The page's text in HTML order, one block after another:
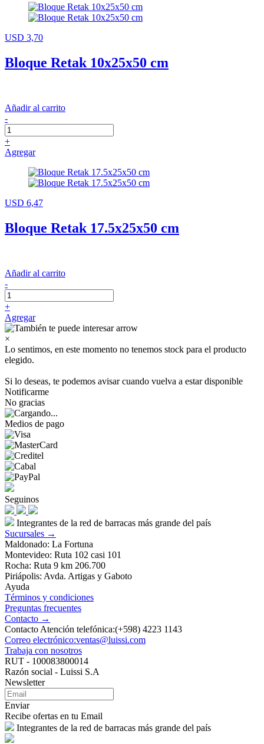
USD 3,70
Bloque Retak 10x25x50 cm
Añadir al carrito
-
+
Agregar
USD 6,47
Bloque Retak 17.5x25x50 cm
Añadir al carrito
-
+
Agregar
×
Lo sentimos, en este momento no tenemos stock para el producto
elegido.
Si lo deseas, te podemos avisar cuando vuelva a estar disponible
Notificarme
No gracias
Medios de pago
Seguinos
Integrantes de la red de barracas más grande del país
Sucursales →
Maldonado: La Fortuna
Montevideo: Ruta 102 casi 101
Rocha: Ruta 9 km 206.700
Piriápolis: Avda. Artigas y Gaboto
Ayuda
Términos y condiciones
Preguntas frecuentes
Contacto →
Contacto Atención telefónica:(+598) 4223 1143
Correo electrónico:ventas@luissi.com
Trabaja con nosotros
RUT - 100083800014
Razón social - Luissi S.A
Newsletter
Enviar
Recibe ofertas en tu Email
Integrantes de la red de barracas más grande del país